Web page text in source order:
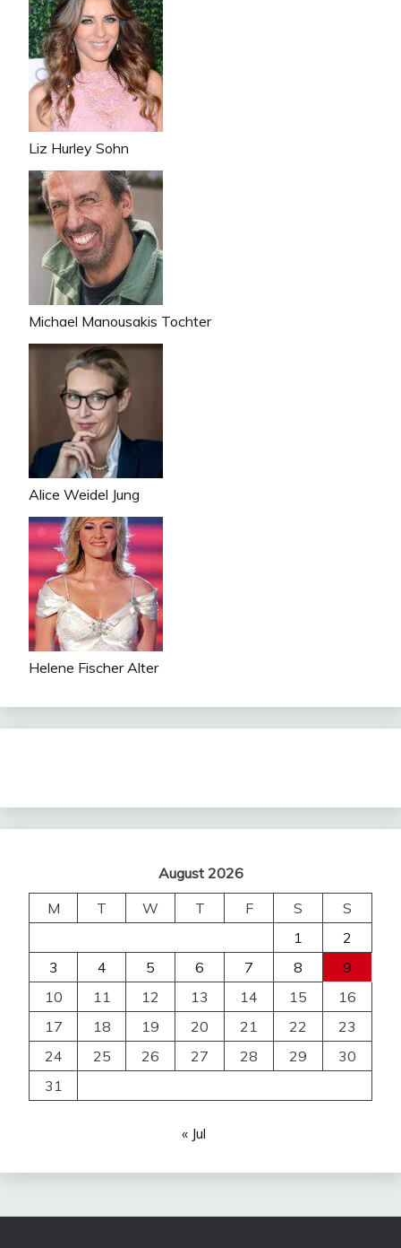
Liz Hurley Sohn
Michael Manousakis Tochter
Alice Weidel Jung
Helene Fischer Alter
August 2026
M
T W T F S
S
1
2
3
4 5 6 7 8
9
10
11 12 13 14 15
16
17
18 19 20 21 22
23
24
25 26 27 28 29
30
31
« Jul